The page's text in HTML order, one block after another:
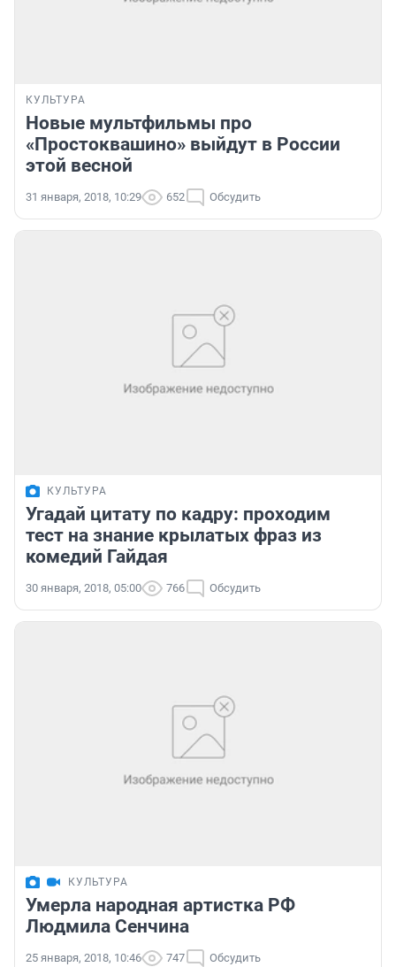
КУЛЬТУРА
Новые мультфильмы про
«Простоквашино» выйдут в России
этой весной
31 января, 2018, 10:29 652 Обсудить
КУЛЬТУРА
Угадай цитату по кадру: проходим
тест на знание крылатых фраз из
комедий Гайдая
30 января, 2018, 05:00 766 Обсудить
КУЛЬТУРА
Умерла народная артистка РФ
Людмила Сенчина
25 января, 2018, 10:46 747 Обсудить